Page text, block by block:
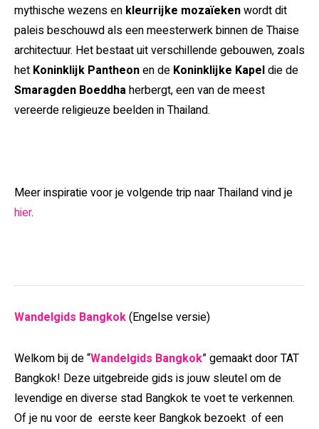
mythische wezens en kleurrijke mozaïekenwordt dit
paleis beschouwd als een meesterwerk binnen de Thaise
architectuur. Het bestaat uit verschillende gebouwen, zoals
het Koninklijk Pantheonen de Koninklijke Kapeldie de
Smaragden Boeddhaherbergt, een van de meest
vereerde religieuze beelden in Thailand.
Meer inspiratie voor je volgende trip naar Thailand vind je
hier.
Wandelgids Bangkok(Engelse versie)
Welkom bij de “Wandelgids Bangkok” gemaakt door TAT
Bangkok! Deze uitgebreide gids is jouw sleutel om de
levendige en diverse stad Bangkok te voet te verkennen.
Of je nu voor de eerste keer Bangkok bezoekt of een